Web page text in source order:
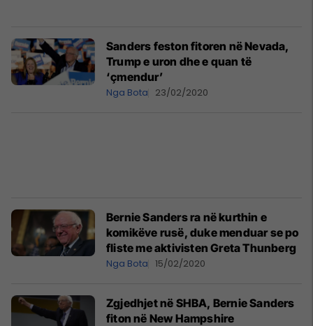
Sanders feston fitoren në Nevada,
Trump e uron dhe e quan të
‘çmendur’
Nga Bota 23/02/2020
Bernie Sanders ra në kurthin e
komikëve rusë, duke menduar se po
fliste me aktivisten Greta Thunberg
Nga Bota 15/02/2020
Zgjedhjet në SHBA, Bernie Sanders
fiton në New Hampshire